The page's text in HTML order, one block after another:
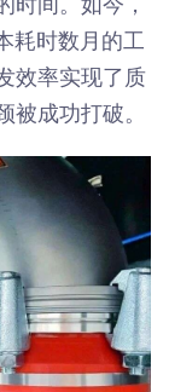
时间。如今，
耗时数月的工
效率实现了质
被成功打破。